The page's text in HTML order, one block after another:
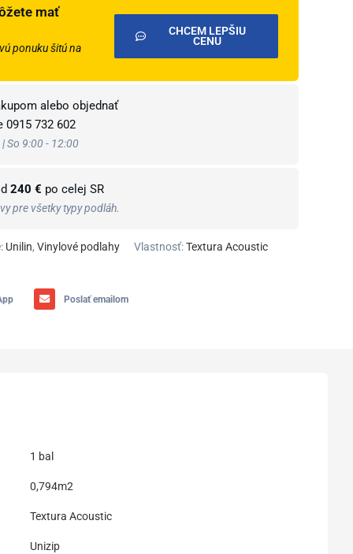
mať
ponuku šitú na
CHCEM LEPŠIU
CENU
alebo objednať
0915 732 602
So 9:00 - 12:00
240 € po celej SR
pre všetky typy podláh.
Unilin, Vinylové podlahy Vlastnosť:Textura Acoustic
Poslať emailom
1 bal
0,794m2
Textura Acoustic
Unizip